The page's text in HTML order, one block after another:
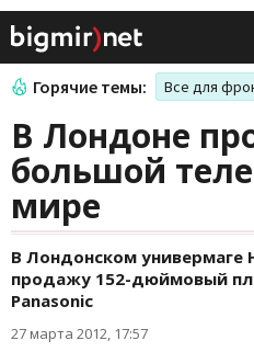
Горячие темы: Все для
В Лондоне
большой
мире
В Лондонском универмаге
продажу 152-дюймовый
Panasonic
27 марта 2012, 17:57